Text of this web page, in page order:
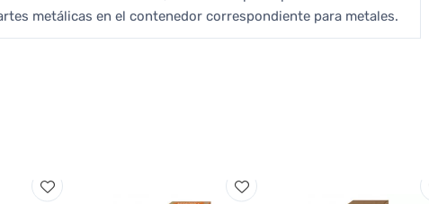
metálicas en el contenedor correspondiente para metales.